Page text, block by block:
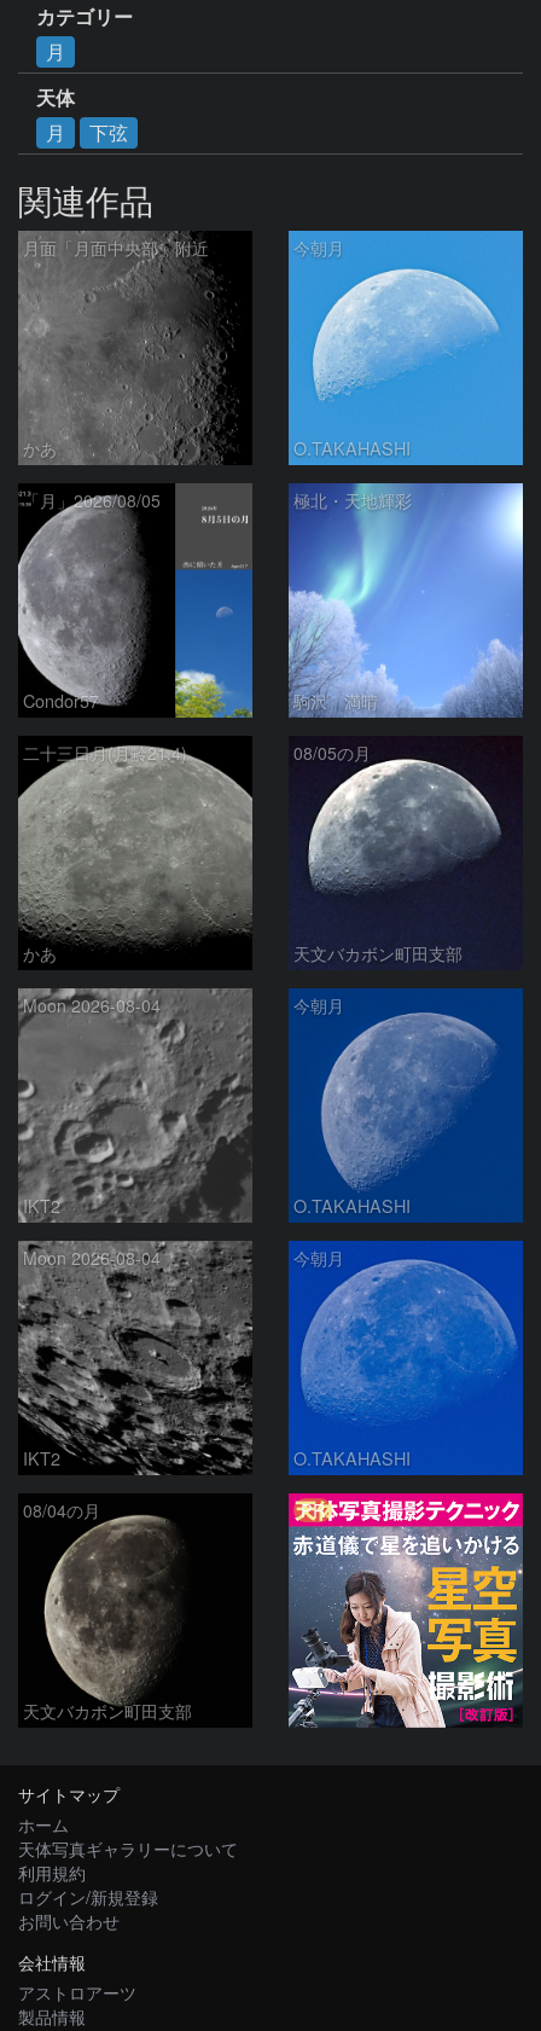
カテゴリー
月
天体
月
下弦
関連作品
月面「月面中央部」附近
かあ
今朝月
O.TAKAHASHI
「月」2026/08/05
Condor57
極北・天地輝彩
駒沢 満晴
二十三日月(月齢21.4)
かあ
08/05の月
天文バカボン町田支部
Moon 2026-08-04
IKT2
今朝月
O.TAKAHASHI
Moon 2026-08-04
IKT2
今朝月
O.TAKAHASHI
08/04の月
天文バカボン町田支部
PR
サイトマップ
ホーム
天体写真ギャラリーについて
利用規約
ログイン/新規登録
お問い合わせ
会社情報
アストロアーツ
製品情報